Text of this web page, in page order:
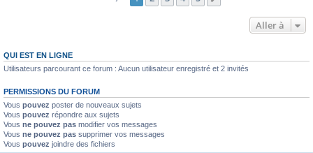
Aller à
QUI EST EN LIGNE
Utilisateurs parcourant ce forum : Aucun utilisateur enregistré et 2 invités
PERMISSIONS DU FORUM
Vous pouvez poster de nouveaux sujets
Vous pouvez répondre aux sujets
Vous ne pouvez pas modifier vos messages
Vous ne pouvez pas supprimer vos messages
Vous pouvez joindre des fichiers